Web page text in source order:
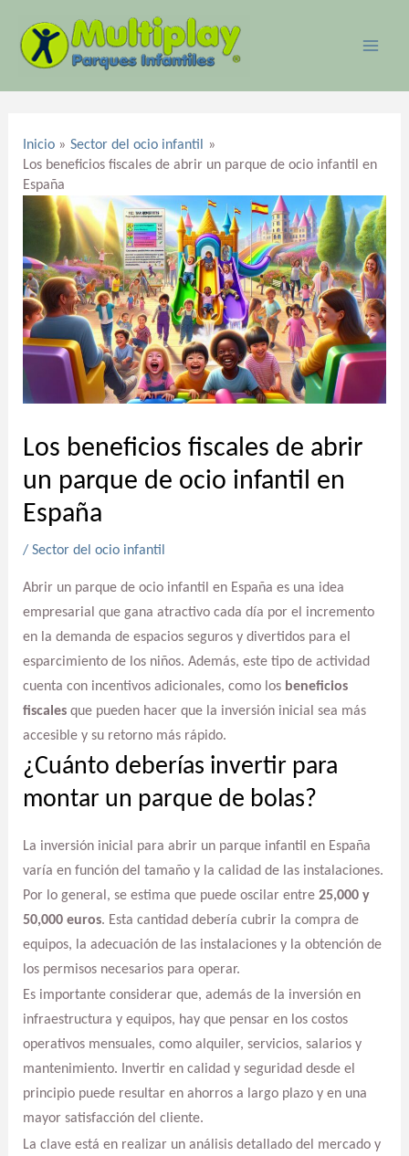
contenido
Inicio
Sector del ocio infantil
Los beneficios fiscales de abrir un parque de ocio infantil en
España
Los beneficios fiscales de abrir
un parque de ocio infantil en
España
/ Sector del ocio infantil
Abrir un parque de ocio infantil en España es una idea
empresarial que gana atractivo cada día por el incremento
en la demanda de espacios seguros y divertidos para el
esparcimiento de los niños. Además, este tipo de actividad
cuenta con incentivos adicionales, como los beneficios
fiscalesque pueden hacer que la inversión inicial sea más
accesible y su retorno más rápido.
¿Cuánto deberías invertir para
montar un parque de bolas?
La inversión inicial para abrir un parque infantil en España
varía en función del tamaño y la calidad de las instalaciones.
Por lo general, se estima que puede oscilar entre 25,000 y
50,000 euros. Esta cantidad debería cubrir la compra de
equipos, la adecuación de las instalaciones y la obtención de
los permisos necesarios para operar.
Es importante considerar que, además de la inversión en
infraestructura y equipos, hay que pensar en los costos
operativos mensuales, como alquiler, servicios, salarios y
mantenimiento. Invertir en calidad y seguridad desde el
principio puede resultar en ahorros a largo plazo y en una
mayor satisfacción del cliente.
La clave está en realizar un análisis detallado del mercado y
entradas